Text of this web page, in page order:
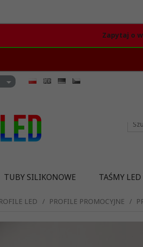
Zapytaj o
TUBY SILIKONOWE TAŚMY
LED PROFILE PROMOCYJNE